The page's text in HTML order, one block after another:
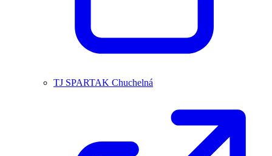
TJ SPARTAK Chuchelná